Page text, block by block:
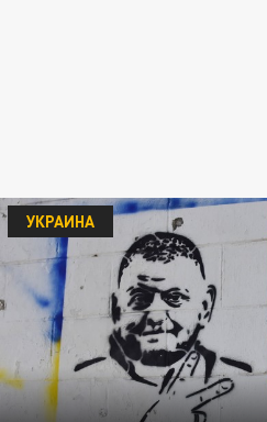
УКРАИНА